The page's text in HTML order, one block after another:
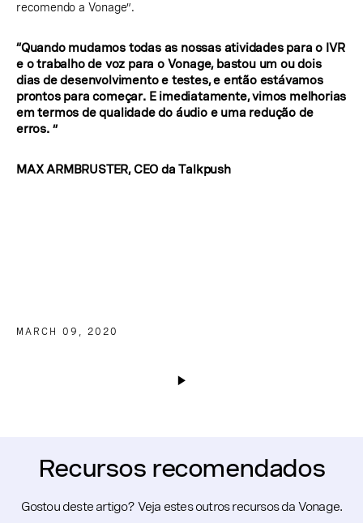
recomendo a Vonage”.
“Quando mudamos todas as nossas atividades para o IVR
e o trabalho de voz para o Vonage, bastou um ou dois
dias de desenvolvimento e testes, e então estávamos
prontos para começar. E imediatamente, vimos melhorias
em termos de qualidade do áudio e uma redução de
erros. ”
MAX ARMBRUSTER, CEO da Talkpush
MARCH 09, 2020
Recursos recomendados
Gostou deste artigo? Veja estes outros recursos da Vonage.